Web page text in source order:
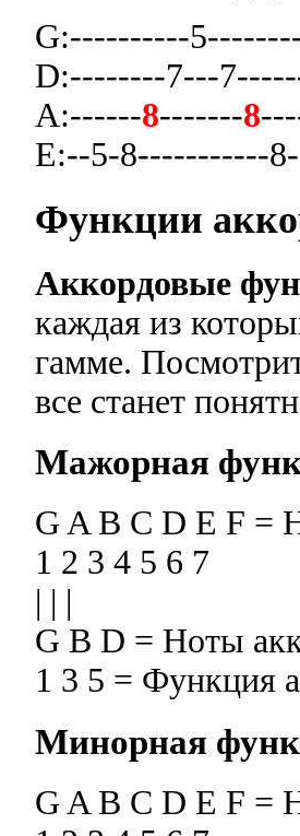
G:----------
D:--------7---
A:------8-------8
E:--5-8-----------
Функции
Аккордовые
каждая из
гамме.
все станет
Мажорная
G A B C D E F =
1 2 3 4 5 6 7
| | |
G B D = Ноты
1 3 5 = Функция
Минорная
G A B C D E F =